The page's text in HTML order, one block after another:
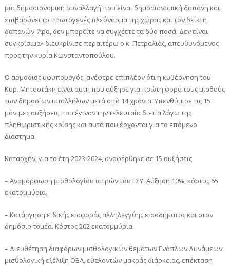
μια δημοσιονομική συναλλαγή που είναι δημοσιονομική δαπάνη και
επιβαρύνει το πρωτογενές πλεόνασμα της χώρας και τον δείκτη
δαπανών. Άρα, δεν μπορείτε να συγχέετε τα δύο ποσά. Δεν είναι
συγκρίσιμα» διευκρίνισε περαιτέρω ο κ. Πετραλιάς, απευθυνόμενος
προς την κυρία Κωνσταντοπούλου.
Ο αρμόδιος υφυπουργός, ανέφερε επιπλέον ότι η κυβέρνηση του
Κυρ. Μητσοτάκη είναι αυτή που αύξησε για πρώτη φορά τους μισθούς
των δημοσίων υπαλλήλων μετά από 14 χρόνια. Υπενθύμισε τις 15
μόνιμες αυξήσεις που έγιναν την τελευταία διετία λόγω της
πληθωριστικής κρίσης και αυτά που έρχονται για το επόμενο
διάστημα.
Καταρχήν, για τα έτη 2023-2024, αναφέρθηκε σε 15 αυξήσεις:
– Αναμόρφωση μισθολογίου ιατρών του ΕΣΥ. Αύξηση 10%, κόστος 65
εκατομμύρια.
– Κατάργηση ειδικής εισφοράς αλληλεγγύης εισοδήματος και στον
δημόσιο τομέα. Κόστος 202 εκατομμύρια.
– Διευθέτηση διαφόρων μισθολογικών θεμάτων Ενόπλων Δυνάμεων:
μισθολογική εξέλιξη ΟΒΑ, εθελοντών μακράς διάρκειας, επέκταση